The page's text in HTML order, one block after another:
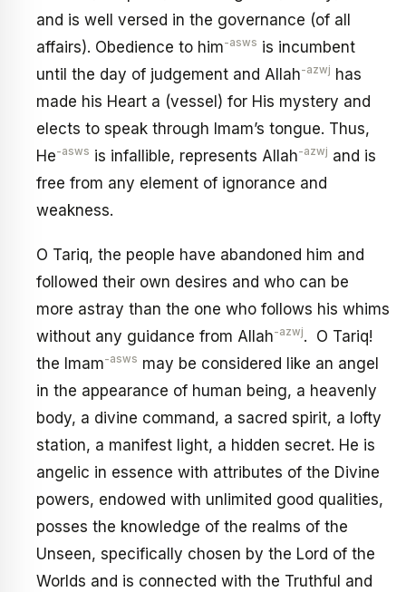
and is well versed in the governance (of all
affairs). Obedience to him-asws is incumbent
until the day of judgement and Allah-azwj has
made his Heart a (vessel) for His mystery and
elects to speak through Imam’s tongue. Thus,
He-asws is infallible, represents Allah-azwj and is
free from any element of ignorance and
weakness.
O Tariq, the people have abandoned him and
followed their own desires and who can be
more astray than the one who follows his whims
without any guidance from Allah-azwj. O Tariq!
the Imam-asws may be considered like an angel
in the appearance of human being, a heavenly
body, a divine command, a sacred spirit, a lofty
station, a manifest light, a hidden secret. He is
angelic in essence with attributes of the Divine
powers, endowed with unlimited good qualities,
posses the knowledge of the realms of the
Unseen, specifically chosen by the Lord of the
Worlds and is connected with the Truthful and